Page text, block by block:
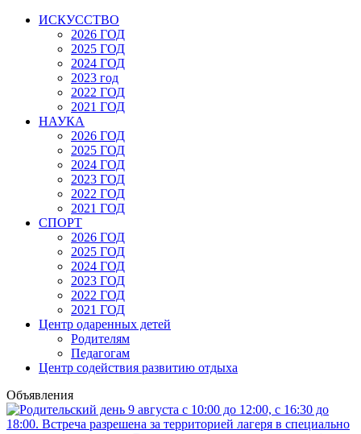
ИСКУССТВО
2026 ГОД
2025 ГОД
2024 ГОД
2023 год
2022 ГОД
2021 ГОД
НАУКА
2026 ГОД
2025 ГОД
2024 ГОД
2023 ГОД
2022 ГОД
2021 ГОД
СПОРТ
2026 ГОД
2025 ГОД
2024 ГОД
2023 ГОД
2022 ГОД
2021 ГОД
Центр одаренных детей
Родителям
Педагогам
Центр содействия развитию отдыха
Объявления